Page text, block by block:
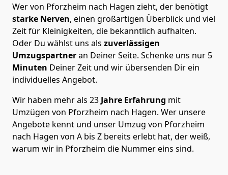
Wer von Pforzheim nach Hagen zieht, der benötigt
starke Nerven, einen großartigen Überblick und viel
Zeit für Kleinigkeiten, die bekanntlich aufhalten.
Oder Du wählst uns als zuverlässigen
Umzugspartneran Deiner Seite. Schenke uns nur 5
Minuten Deiner Zeit und wir übersenden Dir ein
individuelles Angebot.
Wir haben mehr als 23 Jahre Erfahrung mit
Umzügen von Pforzheim nach Hagen. Wer unsere
Angebote kennt und unser Umzug von Pforzheim
nach Hagen von A bis Z bereits erlebt hat, der weiß,
warum wir in Pforzheim die Nummer eins sind.